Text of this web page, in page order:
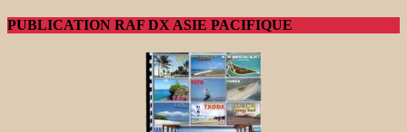
PUBLICATION RAF DX ASIE PACIFIQUE